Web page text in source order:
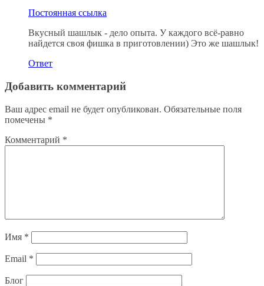
Постоянная ссылка
Вкусный шашлык - дело опыта. У каждого всё-равно
найдется своя фишка в приготовлении) Это же шашлык!
Ответ
Добавить комментарий
Ваш адрес email не будет опубликован. Обязательные поля
помечены *
Комментарий *
Имя *
Email *
Блог